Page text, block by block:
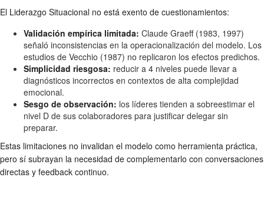
El Liderazgo Situacional no está exento de cuestionamientos:
Validación empírica limitada: Claude Graeff (1983, 1997)
señaló inconsistencias en la operacionalización del modelo. Los
estudios de Vecchio (1987) no replicaron los efectos predichos.
Simplicidad riesgosa: reducir a 4 niveles puede llevar a
diagnósticos incorrectos en contextos de alta complejidad
emocional.
Sesgo de observación: los líderes tienden a sobreestimar el
nivel D de sus colaboradores para justificar delegar sin
preparar.
Estas limitaciones no invalidan el modelo como herramienta práctica,
pero sí subrayan la necesidad de complementarlo con conversaciones
directas y feedback continuo.